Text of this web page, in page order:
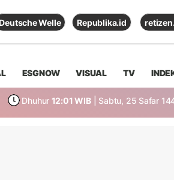
Deutsche Welle Republika.id
ESGNOW VISUAL TV
Dhuhur 12:01 WIB | Sabtu, 25 Safar